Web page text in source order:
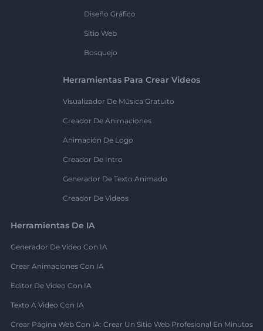
Diseño Gráfico
Sitio Web
Bosquejo
Herramientas Para Crear Videos
Visualizador De Música Gratuito
Creador De Animaciones
Animación De Logo
Creador De Intro
Generador De Texto Animado
Creador De Videos
Herramientas De IA
Generador De Video Con IA
Crear Animaciones Con IA
Editor De Video Con IA
Texto A Video Con IA
Crear Página Web Con IA: Crear Un Sitio Web Profesional En Minutos